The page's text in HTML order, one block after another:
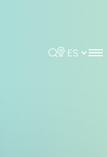
Rechercher
Choisir la